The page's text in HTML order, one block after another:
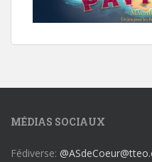
MÉDIAS SOCIAUX
Fédiverse: